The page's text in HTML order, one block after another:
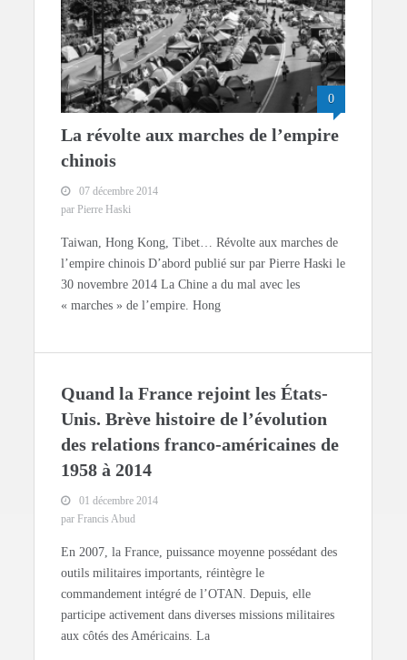
0
La révolte aux marches de l’empire
chinois
07 décembre 2014
par Pierre Haski
Taiwan, Hong Kong, Tibet… Révolte aux marches de
l’empire chinois D’abord publié sur par Pierre Haski le
30 novembre 2014 La Chine a du mal avec les
« marches » de l’empire. Hong
Quand la France rejoint les États-
Unis. Brève histoire de l’évolution
des relations franco-américaines de
1958 à 2014
01 décembre 2014
par Francis Abud
En 2007, la France, puissance moyenne possédant des
outils militaires importants, réintègre le
commandement intégré de l’OTAN. Depuis, elle
participe activement dans diverses missions militaires
aux côtés des Américains. La